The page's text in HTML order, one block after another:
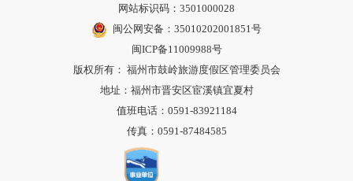
网站标识码：3501000028
闽公网安备：35010202001851号
闽ICP备11009988号
版权所有： 福州市鼓岭旅游度假区管理委员会
地址：福州市晋安区宦溪镇宜夏村
值班电话：0591-83921184
传真：0591-87484585